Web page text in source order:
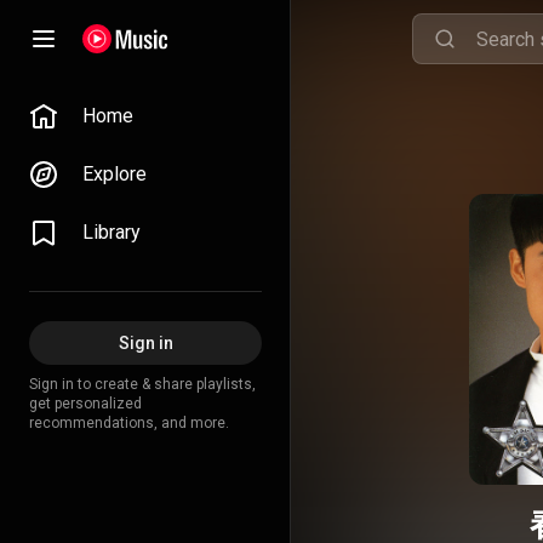
Home
Explore
Library
Sign in
Sign in to create & share playlists,
get personalized
recommendations, and more.